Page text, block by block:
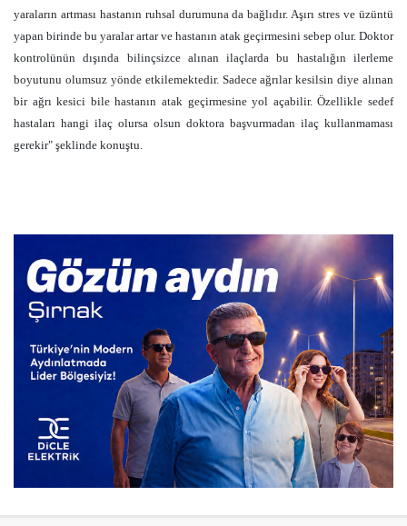
yaraların artması hastanın ruhsal durumuna da bağlıdır. Aşırı stres ve üzüntü
yapan birinde bu yaralar artar ve hastanın atak geçirmesini sebep olur. Doktor
kontrolünün dışında bilinçsizce alınan ilaçlarda bu hastalığın ilerleme
boyutunu olumsuz yönde etkilemektedir. Sadece ağrılar kesilsin diye alınan
bir ağrı kesici bile hastanın atak geçirmesine yol açabilir. Özellikle sedef
hastaları hangi ilaç olursa olsun doktora başvurmadan ilaç kullanmaması
gerekir" şeklinde konuştu.